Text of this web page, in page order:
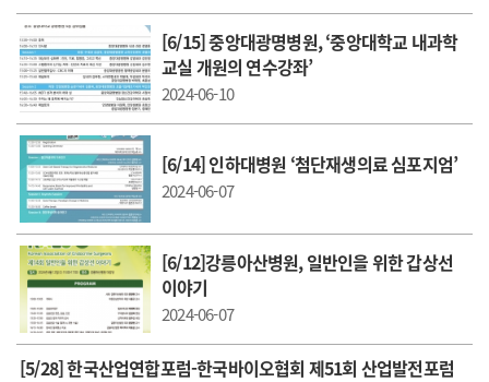
[6/15] 중앙대광명병원, ‘중앙대학교 내과학
교실 개원의 연수강좌’
2024-06-10
[6/14] 인하대병원 ‘첨단재생의료 심포지엄’
2024-06-07
[6/12]강릉아산병원, 일반인을 위한 갑상선
이야기
2024-06-07
[5/28] 한국산업연합포럼-한국바이오협회 제51회 산업발전포럼